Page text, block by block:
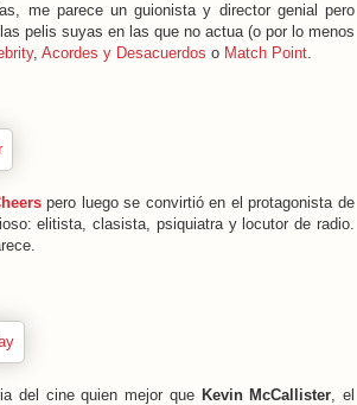
me parece un guionista y director genial pero
pelis suyas en las que no actua (o por lo menos
, Acordes y Desacuerdos o Match Point.
pero luego se convirtió en el protagonista de
elitista, clasista, psiquiatra y locutor de radio.
del cine quien mejor que Kevin McCallister, el